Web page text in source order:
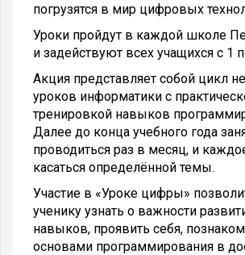
погрузятся в мир цифровых
Уроки пройдут в каждой школе
и задействуют всех учащихся с 1
Акция представляет собой цикл
уроков информатики с
тренировкой навыков
Далее до конца учебного года
проводиться раз в месяц, и
касаться определённой темы.
Участие в «Уроке цифры»
ученику узнать о важности
навыков, проявить себя,
основами программирования в